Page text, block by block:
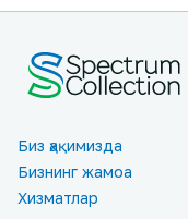
Биз ҳақимизда
Бизнинг жамоа
Хизматлар